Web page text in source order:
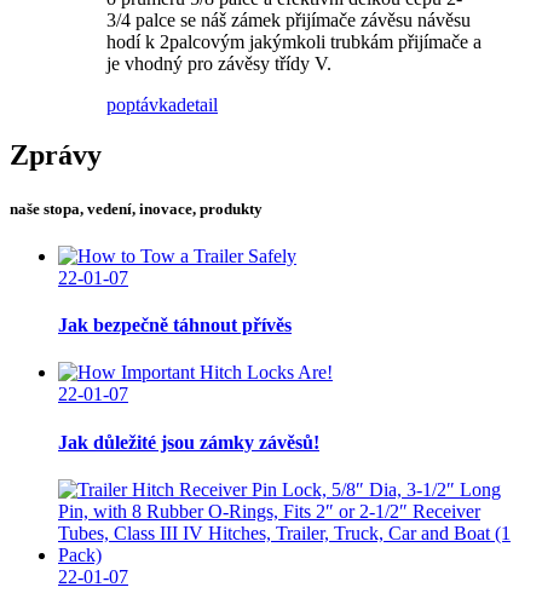
3/4 palce se náš zámek přijímače závěsu návěsu
hodí k 2palcovým jakýmkoli trubkám přijímače a
je vhodný pro závěsy třídy V.
poptávkadetail
Zprávy
naše stopa, vedení, inovace, produkty
22-01-07
Jak bezpečně táhnout přívěs
22-01-07
Jak důležité jsou zámky závěsů!
22-01-07